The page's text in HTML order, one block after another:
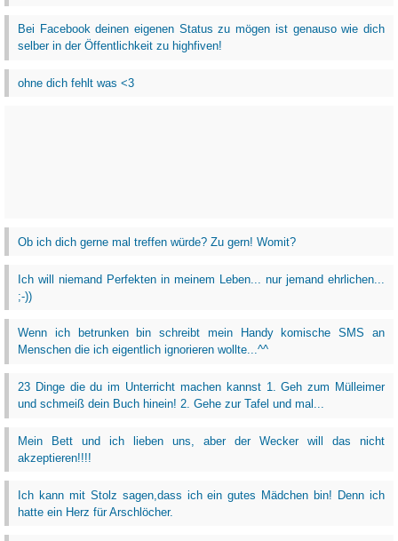
Bei Facebook deinen eigenen Status zu mögen ist genauso wie dich
selber in der Öffentlichkeit zu highfiven!
ohne dich fehlt was <3
Ob ich dich gerne mal treffen würde? Zu gern! Womit?
Ich will niemand Perfekten in meinem Leben... nur jemand ehrlichen...
;-))
Wenn ich betrunken bin schreibt mein Handy komische SMS an
Menschen die ich eigentlich ignorieren wollte...^^
23 Dinge die du im Unterricht machen kannst 1. Geh zum Mülleimer
und schmeiß dein Buch hinein! 2. Gehe zur Tafel und mal...
Mein Bett und ich lieben uns, aber der Wecker will das nicht
akzeptieren!!!!
Ich kann mit Stolz sagen,dass ich ein gutes Mädchen bin! Denn ich
hatte ein Herz für Arschlöcher.